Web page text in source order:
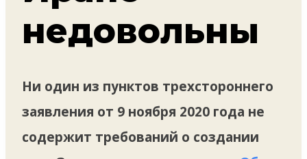
недовольны
Ни один из пунктов трехстороннего
заявления от 9 ноября 2020 года не
содержит требований о создании